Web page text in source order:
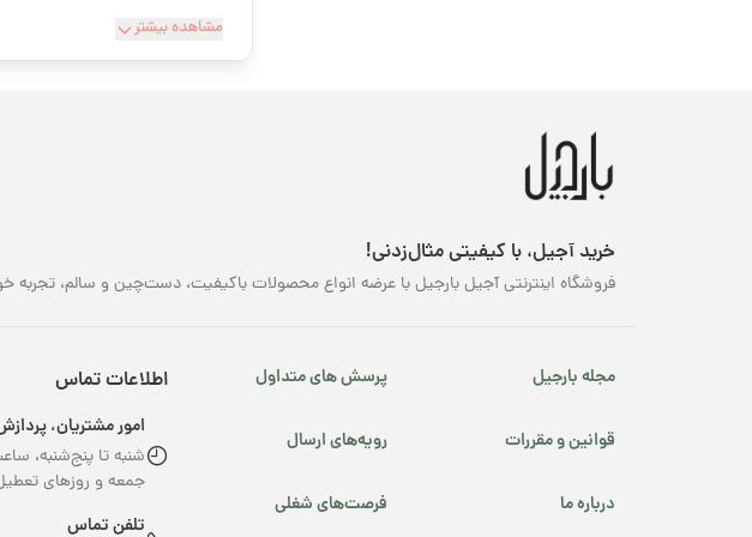
پسته شامی
دسته‌بندی‌های زیر تقسیم‌بندی کرد:
آجیل شور
و…
آجیل و خشکبار جزو
تاثیرگذار است، این محصولات
آجیل تهیه کنند و از مزایای
نوع آجیل (آجیل خام
مشاهده بیشتر
خرید آجیل، با کیفیتی مثال‌زدنی!
فروشگاه اینترنتی آجیل بارجیل با عرضه انواع محصولات باکیفیت، دست‌چین و سالم، تجربه
مجله بارجیل پرسش های متداول
قوانین و مقررات رویه‌های ارسال
درباره ما فرصت‌های شغلی
اطلاعات تماس
امور مشتریان،
شنبه تا پنج‌شنبه، ساعت ۹:۳۰ تا
جمعه و روزهای تعطیل، ساعت
تلفن تماس